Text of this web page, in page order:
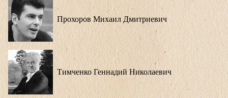
Прохоров Михаил Дмитриевич
Тимченко Геннадий Николаевич